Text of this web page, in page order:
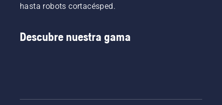
hasta robots cortacésped.
Descubre nuestra gama